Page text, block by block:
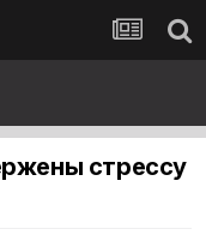
стрессу